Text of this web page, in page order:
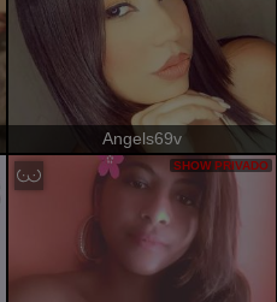
Angels69v
SHOW PRIVADO